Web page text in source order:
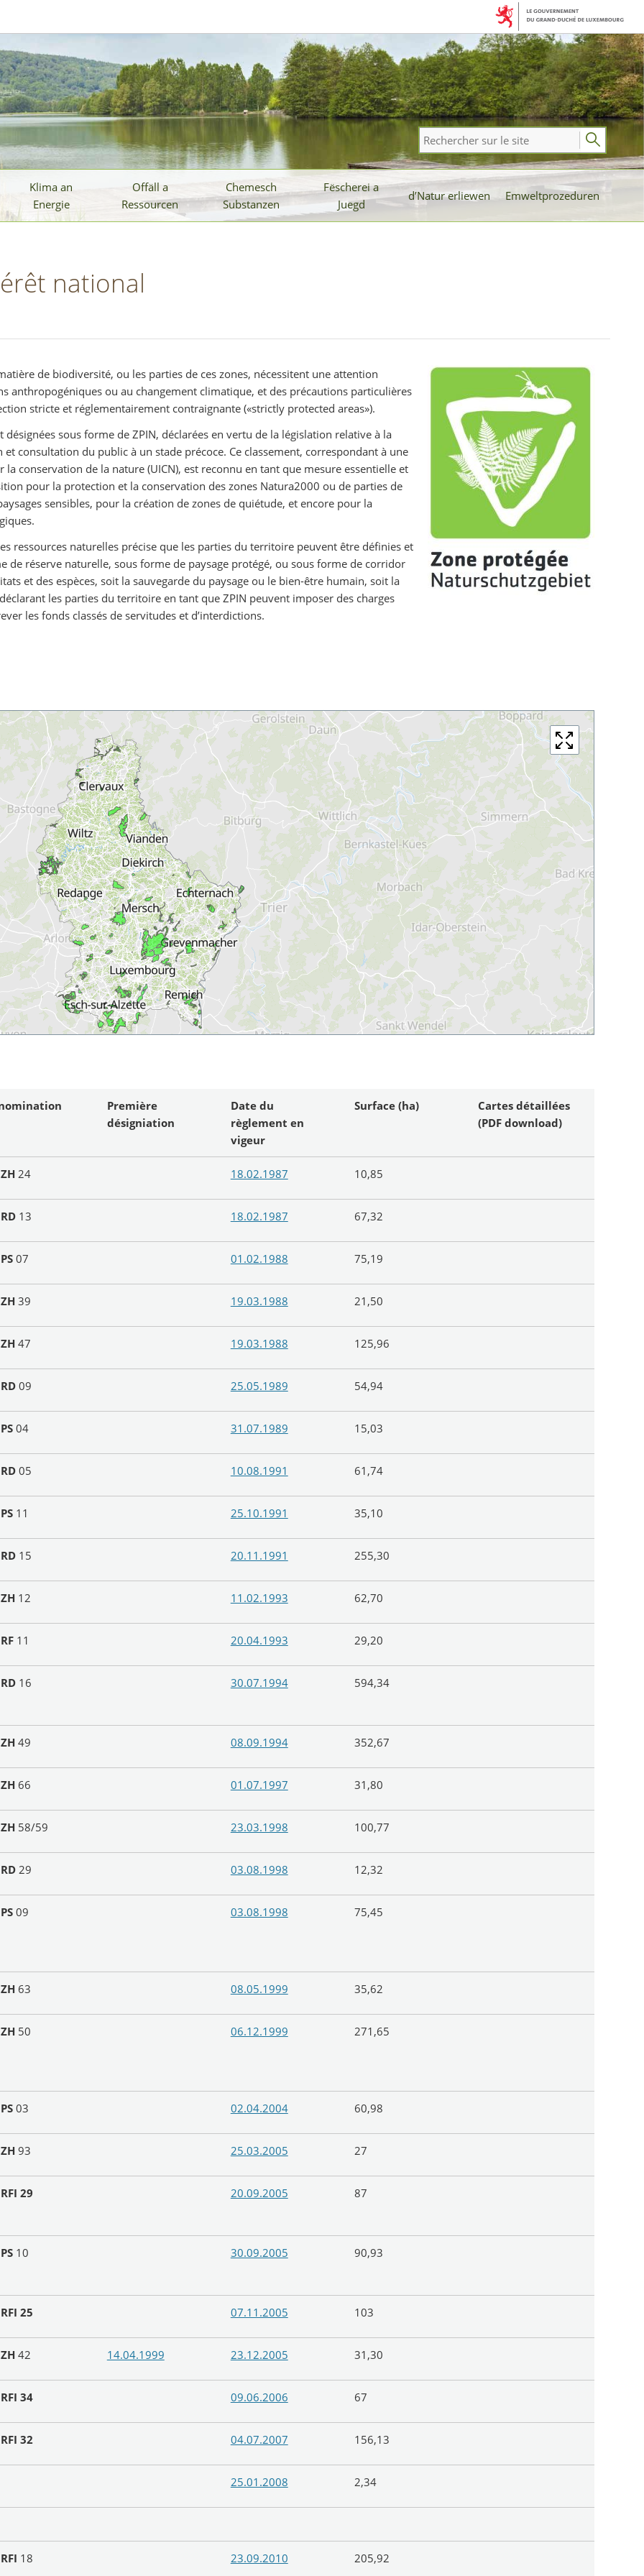
Klima an
Energie
Offäll a
Ressourcen
Chemesch
Substanzen
Fëscherei a
Juegd
d’Natur erliewen Emweltprozeduren
Rechercher
sur
le
site
national
de biodiversité, ou les parties de ces zones, nécessitent une attention
anthropogéniques ou au changement climatique, et des précautions particulières
stricte et réglementairement contraignante («strictly protected areas»).
sous forme de ZPIN, déclarées en vertu de la législation relative à la
consultation du public à un stade précoce. Ce classement, correspondant à une
conservation de la nature (UICN), est reconnu en tant que mesure essentielle et
pour la protection et la conservation des zones Natura2000 ou de parties de
sensibles, pour la création de zones de quiétude, et encore pour la
ressources naturelles précise que les parties du territoire peuvent être définies et
de réserve naturelle, sous forme de paysage protégé, ou sous forme de corridor
et des espèces, soit la sauvegarde du paysage ou le bien-être humain, soit la
les parties du territoire en tant que ZPIN peuvent imposer des charges
les fonds classés de servitudes et d’interdictions.
Première
désigniation
Date du
règlement en
vigeur
Surface (ha)
Cartes détaillées
(PDF download)
ZH24 18.02.1987 10,85
RD13 18.02.1987 67,32
PS07 01.02.1988 75,19
ZH39 19.03.1988 21,50
ZH47 19.03.1988 125,96
RD09 25.05.1989 54,94
PS04 31.07.1989 15,03
RD05 10.08.1991 61,74
PS11 25.10.1991 35,10
RD15 20.11.1991 255,30
ZH12 11.02.1993 62,70
RF11 20.04.1993 29,20
RD16 30.07.1994 594,34
ZH49 08.09.1994 352,67
ZH66 01.07.1997 31,80
ZH58/59 23.03.1998 100,77
RD29 03.08.1998 12,32
PS09 03.08.1998 75,45
ZH63 08.05.1999 35,62
ZH50 06.12.1999 271,65
PS03 02.04.2004 60,98
ZH93 25.03.2005 27
RFI 29 20.09.2005 87
PS10 30.09.2005 90,93
RFI 25 07.11.2005 103
ZH42 14.04.1999 23.12.2005 31,30
RFI 34 09.06.2006 67
RFI 32 04.07.2007 156,13
25.01.2008 2,34
RFI 18 23.09.2010 205,92